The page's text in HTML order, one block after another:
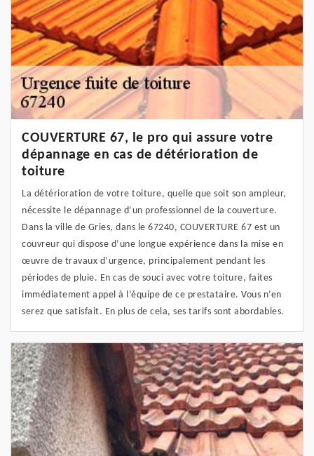
COUVERTURE 67, le pro qui assure votre
dépannage en cas de détérioration de
toiture
La détérioration de votre toiture, quelle que soit son ampleur,
nécessite le dépannage d’un professionnel de la couverture.
Dans la ville de Gries, dans le 67240, COUVERTURE 67 est un
couvreur qui dispose d’une longue expérience dans la mise en
œuvre de travaux d’urgence, principalement pendant les
périodes de pluie. En cas de souci avec votre toiture, faites
immédiatement appel à l’équipe de ce prestataire. Vous n’en
serez que satisfait. En plus de cela, ses tarifs sont abordables.